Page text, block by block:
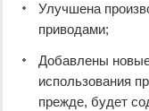
Улучшена
приводами;
Добавлены
использования
прежде, будет